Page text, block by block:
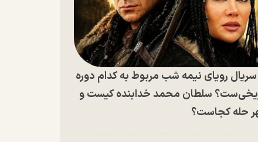
سریال رویای نیمه شب مربوط به کدام دوره
سلطان محمد خدابنده کیست و
حله کجاست؟